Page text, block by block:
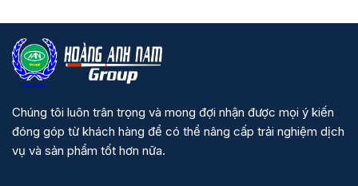
Chúng tôi luôn trân trọng và mong đợi nhận được mọi ý kiến
đóng góp từ khách hàng để có thể nâng cấp trải nghiệm dịch
vụ và sản phẩm tốt hơn nữa.